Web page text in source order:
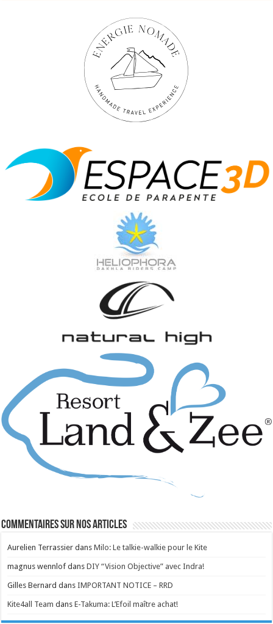
Commentaires sur nos articles
Aurelien Terrassier dansMilo: Le talkie-walkie pour le Kite
magnus wennlof dansDIY “Vision Objective” avec Indra!
Gilles Bernard dansIMPORTANT NOTICE – RRD
Kite4all Team dansE-Takuma: L’Efoil maître achat!